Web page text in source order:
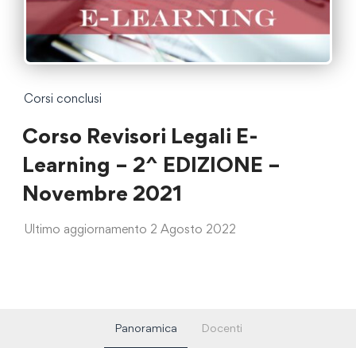
Corsi conclusi
Corso Revisori Legali E-
Learning – 2^ EDIZIONE –
Novembre 2021
Ultimo aggiornamento 2 Agosto 2022
Panoramica Docenti